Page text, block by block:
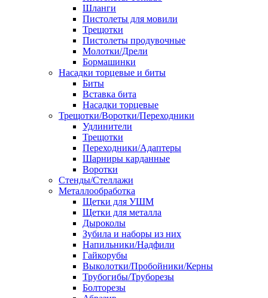
Шланги
Пистолеты для мовили
Трещотки
Пистолеты продувочные
Молотки/Дрели
Бормашинки
Насадки торцевые и биты
Биты
Вставка бита
Насадки торцевые
Трещотки/Воротки/Переходники
Удлинители
Трещотки
Переходники/Адаптеры
Шарниры карданные
Воротки
Стенды/Стеллажи
Металлообработка
Щетки для УШМ
Щетки для металла
Дыроколы
Зубила и наборы из них
Напильники/Надфили
Гайкорубы
Выколотки/Пробойники/Керны
Трубогибы/Труборезы
Болторезы